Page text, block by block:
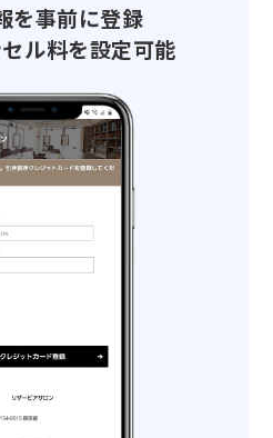
を事前に登録
ル料を設定可能